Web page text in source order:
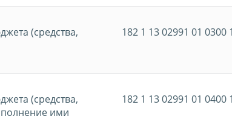
(средства,
182 1 13 02991 01 0300
(средства,
ими
182 1 13 02991 01 0400